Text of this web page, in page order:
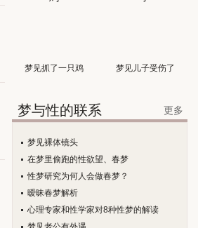
梦见抓了一只鸡 梦见儿子受伤了
梦与性的联系 更多
梦见裸体镜头
在梦里偷跑的性欲望、春梦
性梦研究为何人会做春梦？
暧昧春梦解析
心理专家和性学家对8种性梦的解读